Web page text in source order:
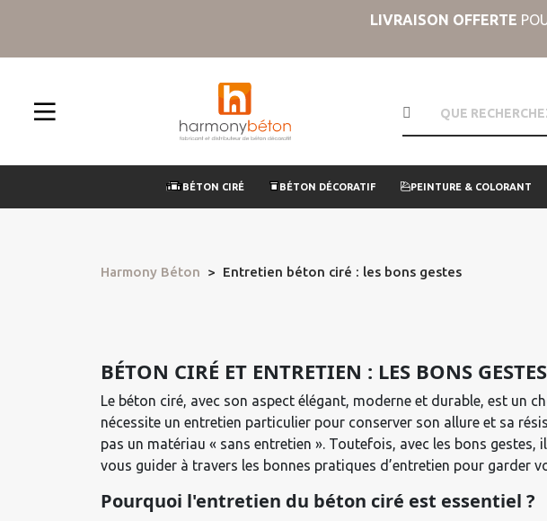
LIVRAISON OFFERTE
BÉTON CIRÉ BÉTON DÉCORATIF PEINTURE & COLORANT
Harmony Béton Entretien béton ciré : les bons gestes
BÉTON CIRÉ ET ENTRETIEN : LES BONS
Le béton ciré, avec son aspect élégant, moderne et durable, est un
nécessite un entretien particulier pour conserver son allure et sa
pas un matériau « sans entretien ». Toutefois, avec les bons
vous guider à travers les bonnes pratiques d’entretien pour garder
Pourquoi l'entretien du béton ciré est essentiel ?